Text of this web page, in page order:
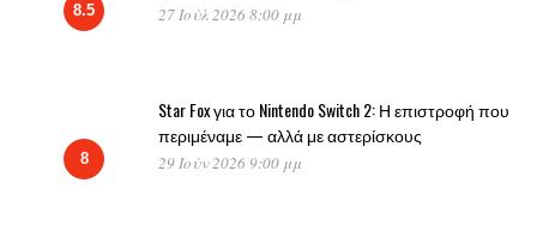
8.5 27 Ιούλ 2026 8:00 μμ
8
Star Fox για το Nintendo Switch 2: Η επιστροφή που
περιμέναμε — αλλά με αστερίσκους
29 Ιούν 2026 9:00 μμ